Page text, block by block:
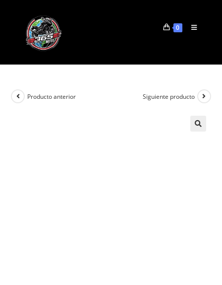
0
Producto anterior Siguiente producto